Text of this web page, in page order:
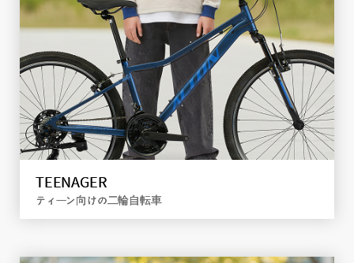
CITY
通勤から週末レジャーまで対応
詳しく見る
TEENAGER
ティーン向けの二輪自転車